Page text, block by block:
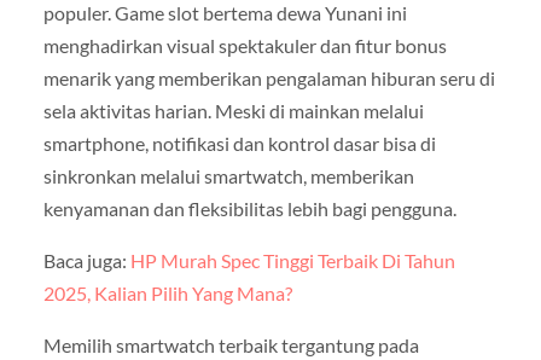
populer. Game slot bertema dewa Yunani ini
menghadirkan visual spektakuler dan fitur bonus
menarik yang memberikan pengalaman hiburan seru di
sela aktivitas harian. Meski di mainkan melalui
smartphone, notifikasi dan kontrol dasar bisa di
sinkronkan melalui smartwatch, memberikan
kenyamanan dan fleksibilitas lebih bagi pengguna.
Baca juga: HP Murah Spec Tinggi Terbaik Di Tahun
2025, Kalian Pilih Yang Mana?
Memilih smartwatch terbaik tergantung pada